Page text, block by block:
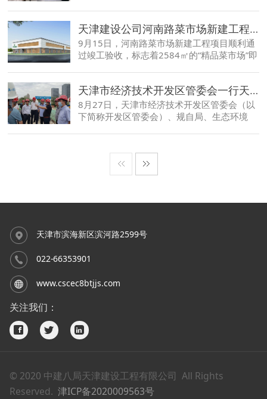
天津建设公司河南路菜市场新建工程项目顺利通过竣工验收
9月15日，河南路菜市场新建工程项目顺利通
过竣工验收，标志着2584㎡的“精品菜市场”即
设计单位、总包单位及各专业分包到场参加。
天津市经济技术开发区管委会一行天津建设公司河南路菜市场新建工程项目调研指导工作
8月27日，天津市经济技术开发区管委会（以
下简称开发区管委会）、规自局、生态环境
津建设公司河南路菜市场新建工程项目现场考
察施工现场进度、生产各项工作的落实情况。
天津市滨海新区滨河路2599号
022-66353901
www.cscec8btjjs.com
关注我们：
© 2020 中建八局天津建设工程有限公司 All Rights
Reserved. 津ICP备2020009563号